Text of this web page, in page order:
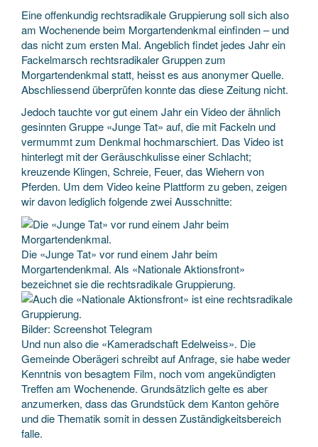
Eine offenkundig rechtsradikale Gruppierung soll sich also
am Wochenende beim Morgartendenkmal einfinden – und
das nicht zum ersten Mal. Angeblich findet jedes Jahr ein
Fackelmarsch rechtsradikaler Gruppen zum
Morgartendenkmal statt, heisst es aus anonymer Quelle.
Abschliessend überprüfen konnte das diese Zeitung nicht.
Jedoch tauchte vor gut einem Jahr ein Video der ähnlich
gesinnten Gruppe «Junge Tat» auf, die mit Fackeln und
vermummt zum Denkmal hochmarschiert. Das Video ist
hinterlegt mit der Geräuschkulisse einer Schlacht;
kreuzende Klingen, Schreie, Feuer, das Wiehern von
Pferden. Um dem Video keine Plattform zu geben, zeigen
wir davon lediglich folgende zwei Ausschnitte:
Die «Junge Tat» vor rund einem Jahr beim
Morgartendenkmal. Als «Nationale Aktionsfront»
bezeichnet sie die rechtsradikale Gruppierung.
Bilder: Screenshot Telegram
Und nun also die «Kameradschaft Edelweiss». Die
Gemeinde Oberägeri schreibt auf Anfrage, sie habe weder
Kenntnis von besagtem Film, noch vom angekündigten
Treffen am Wochenende. Grundsätzlich gelte es aber
anzumerken, dass das Grundstück dem Kanton gehöre
und die Thematik somit in dessen Zuständigkeitsbereich
falle.